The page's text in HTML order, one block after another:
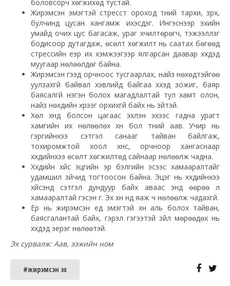
боловсорч хөгжихөд тустай.
Жирэмсэн эмэгтэй стресст ороход түүний тархи, зүрх,
булчинд цусан хангамж ихэсдэг. Ингэснээр эхийн
умайд очих цус багасаж, ураг хүчилтөрөгч, тэжээллэг
бодисоор дутагдаж, өсөлт хөгжилт нь саатах бөгөөд
стрессийн үеэр их хэмжээгээр ялгарсан даавар хүүхдэд
муугаар нөлөөлдөг байна.
Жирэмсэн гээд орчноос тусгаарлах, найз нөхөдтэйгөө
уулзахгүй байвал хэвлийд байгаа хүүхэд зожиг, баяр
баясалгүй нэгэн болох магадлалтай тул хамт олон,
найз нөхдийн хүрээг орхихгүй байх нь зүйтэй.
Хөл хүнд болсон цагаас эхлэн эхээс гадна урагт
хамгийн их нөлөөлөх хүн бол түүний аав. Учир нь
гэргийнхээ сэтгэл санааг тайван байлгаж,
тохиромжтой хоол хүнс, орчноор хангаснаар
хүүхдийнхээ өсөлт хөгжилтөд сайнаар нөлөөлж чадна.
Хүүхдийн хүйс эцгийн эр бэлгийн эсээс хамааралтайг
удамшил зүйчид тогтоосон байна. Эцэг нь хүүхдийнхээ
хүйсэнд сэтгэл дундуур байх аваас энд өөрөө л
хамааралтай гэсэн үг. Эх хүн үүнд яаж ч нөлөөлж чадахгүй.
Ер нь жирэмсэн үед эмэгтэй хүн аль болох тайван,
баясгалантай байх, гэрэл гэгээтэй зүйл мөрөөдөх нь
хүүхдэд эерэг нөлөөтэй.
Эх сурвалж: Аав, ээжийн ном
#жирэмсэн эх